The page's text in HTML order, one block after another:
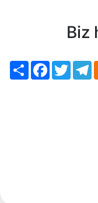
Biz
ShareFacebook